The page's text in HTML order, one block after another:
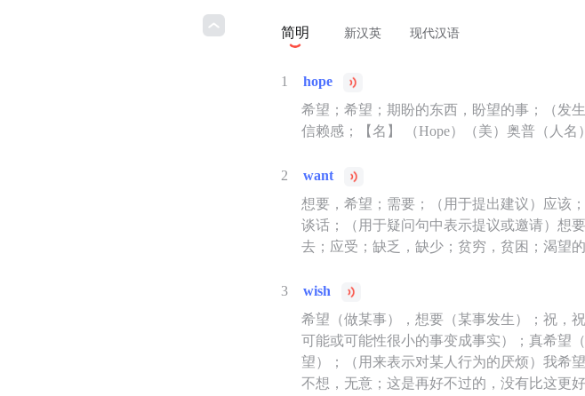
简明 新汉英 现代汉语
1
hope
希望；希望；期盼的东西，盼望的事；（发
信赖感；【名】 （Hope）（美）奥普（人名
2
want
想要，希望；需要；（用于提出建议）应该
谈话；（用于疑问句中表示提议或邀请）想
去；应受；缺乏，缺少；贫穷，贫困；渴望
3
wish
希望（做某事），想要（某事发生）；祝，
可能或可能性很小的事变成事实）；真希望
望）；（用来表示对某人行为的厌烦）我希
不想，无意；这是再好不过的，没有比这